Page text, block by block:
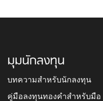
มุมนักลงทุน
บทความสำหรับนักลงทุน
คู่มือลงทุนทองคำสำหรับมือ